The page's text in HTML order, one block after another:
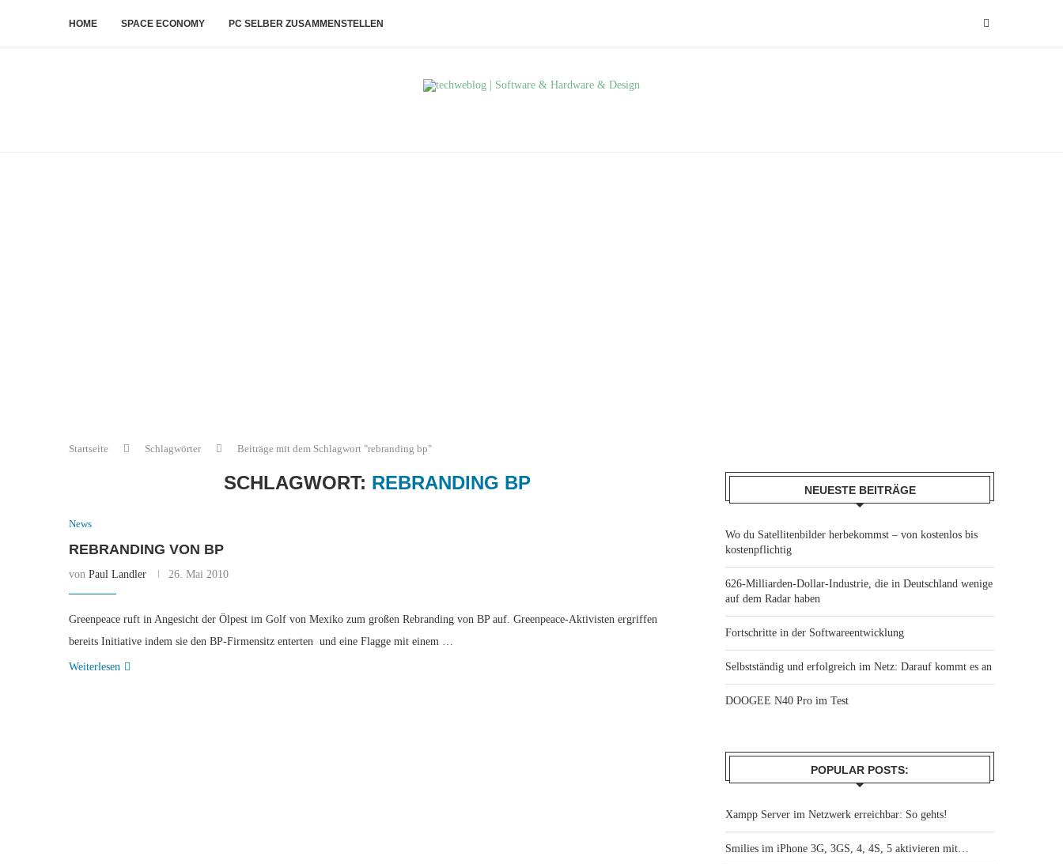
HOME SPACE ECONOMY PC SELBER ZUSAMMENSTELLEN
Startseite Schlagwörter Beiträge mit dem Schlagwort "rebranding bp"
SCHLAGWORT: REBRANDING BP
News
REBRANDING VON BP
von Paul Landler 26. Mai 2010
Greenpeace ruft in Angesicht der Ölpest im Golf von Mexiko zum großen Rebranding von BP auf. Greenpeace-Aktivisten ergriffen
bereits Initiative indem sie den BP-Firmensitz enterten und eine Flagge mit einem …
Weiterlesen
NEUESTE BEITRÄGE
Wo du Satellitenbilder herbekommst – von kostenlos bis
kostenpflichtig
626-Milliarden-Dollar-Industrie, die in Deutschland wenige
auf dem Radar haben
Fortschritte in der Softwareentwicklung
Selbstständig und erfolgreich im Netz: Darauf kommt es an
DOOGEE N40 Pro im Test
POPULAR POSTS:
Xampp Server im Netzwerk erreichbar: So gehts!
Smilies im iPhone 3G, 3GS, 4, 4S, 5 aktivieren mit…